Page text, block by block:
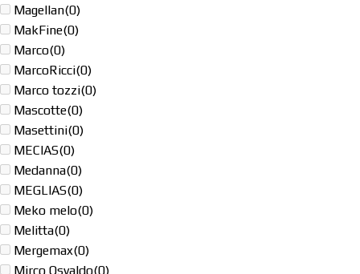
Magellan(0)
MakFine(0)
Marco(0)
MarcoRicci(0)
Marco tozzi(0)
Mascotte(0)
Masettini(0)
MECIAS(0)
Medanna(0)
MEGLIAS(0)
Meko melo(0)
Melitta(0)
Mergemax(0)
Mirco Osvaldo(0)